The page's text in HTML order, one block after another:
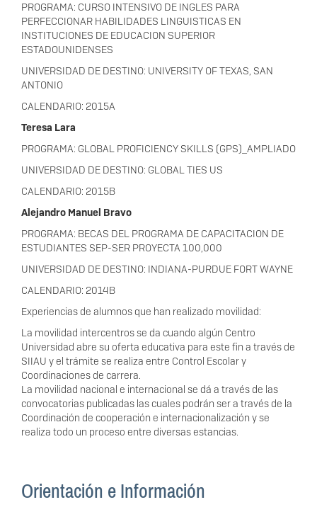
PROGRAMA: CURSO INTENSIVO DE INGLES PARA
PERFECCIONAR HABILIDADES LINGUISTICAS EN
INSTITUCIONES DE EDUCACION SUPERIOR
ESTADOUNIDENSES
UNIVERSIDAD DE DESTINO: UNIVERSITY OF TEXAS, SAN
ANTONIO
CALENDARIO: 2015A
Teresa Lara
PROGRAMA: GLOBAL PROFICIENCY SKILLS (GPS)_AMPLIADO
UNIVERSIDAD DE DESTINO: GLOBAL TIES US
CALENDARIO: 2015B
Alejandro Manuel Bravo
PROGRAMA: BECAS DEL PROGRAMA DE CAPACITACION DE
ESTUDIANTES SEP-SER PROYECTA 100,000
UNIVERSIDAD DE DESTINO: INDIANA-PURDUE FORT WAYNE
CALENDARIO: 2014B
Experiencias de alumnos que han realizado movilidad:
La movilidad intercentros se da cuando algún Centro
Universidad abre su oferta educativa para este fin a través de
SIIAU y el trámite se realiza entre Control Escolar y
Coordinaciones de carrera.
La movilidad nacional e internacional se dá a través de las
convocatorias publicadas las cuales podrán ser a través de la
Coordinación de cooperación e internacionalización y se
realiza todo un proceso entre diversas estancias.
Orientación e Información